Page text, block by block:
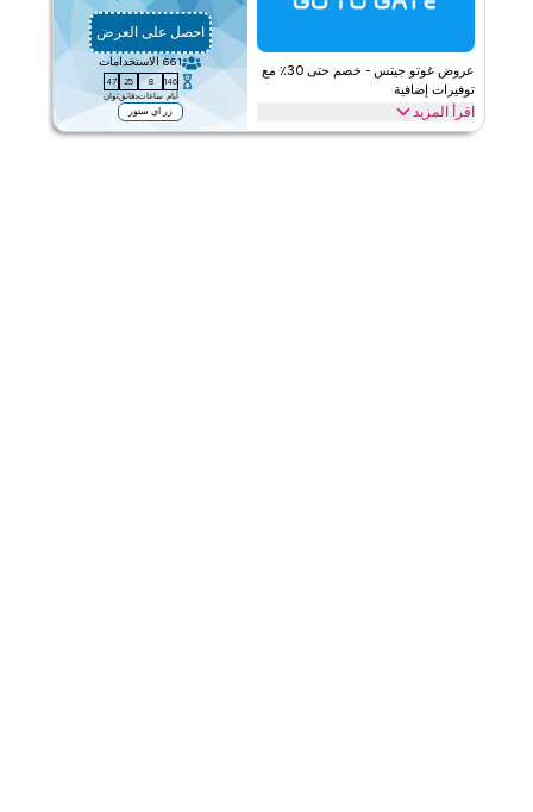
عروض غوتو جيتس - خصم حتى 30٪ مع
توفيرات إضافية
اقرأ المزيد
احصل على العرض
661 الاستخدامات
146
أيام
8
ساعات
25
دقائق
47
ثوان
زر اي ستور
عروض حصرية تصل إلى 30% على غوتو جيتس. وفر على االسفر من خلال